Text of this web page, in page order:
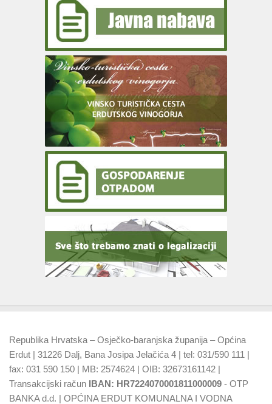
Republika Hrvatska – Osječko-baranjska županija – Općina
Erdut | 31226 Dalj, Bana Josipa Jelačića 4 | tel: 031/590 111 |
fax: 031 590 150 | MB: 2574624 | OIB: 32673161142 |
Transakcijski račun IBAN: HR7224070001811000009 - OTP
BANKA d.d. | OPĆINA ERDUT KOMUNALNA I VODNA